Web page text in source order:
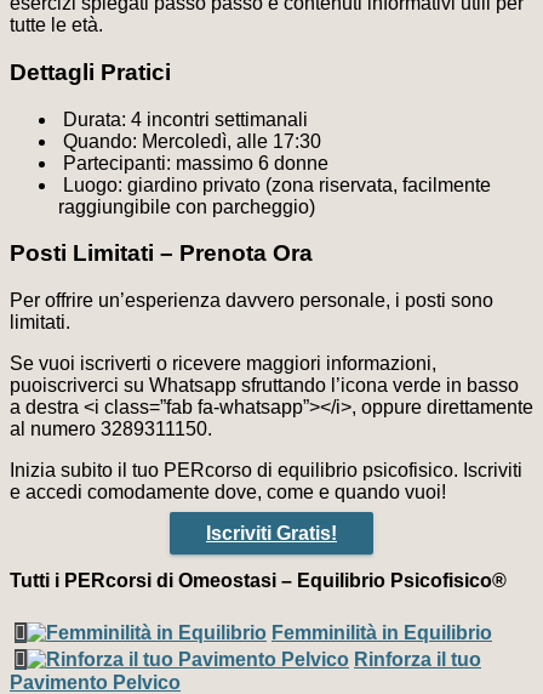
tutte le età.
Dettagli Pratici
Durata: 4 incontri settimanali
Quando: Mercoledì, alle 17:30
Partecipanti: massimo 6 donne
Luogo: giardino privato (zona riservata, facilmente
raggiungibile con parcheggio)
Posti Limitati – Prenota Ora
Per offrire un’esperienza davvero personale, i posti sono
limitati.
Se vuoi iscriverti o ricevere maggiori informazioni,
puoiscriverci su Whatsapp sfruttando l’icona verde in basso
a destra <i class=”fab fa-whatsapp”></i>, oppure direttamente
al numero 3289311150.
Inizia subito il tuo PERcorso di equilibrio psicofisico. Iscriviti
e accedi comodamente dove, come e quando vuoi!
Iscriviti Gratis!
Tutti i PERcorsi di Omeostasi – Equilibrio Psicofisico®
Femminilità in Equilibrio
Rinforza il tuo
Pavimento Pelvico